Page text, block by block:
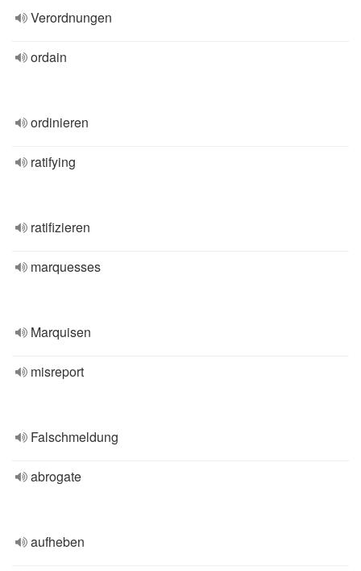
Verordnungen
ordain
ordinieren
ratifying
ratifizieren
marquesses
Marquisen
misreport
Falschmeldung
abrogate
aufheben